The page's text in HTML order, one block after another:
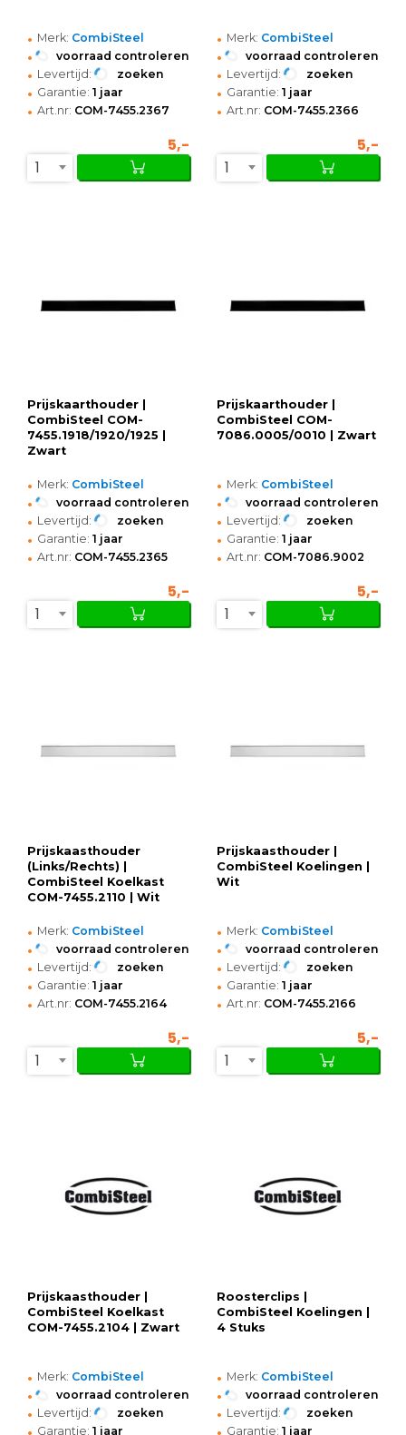
• Merk: CombiSteel
• voorraad controleren
• Levertijd: zoeken
• Garantie: 1 jaar
• Art.nr: COM-7455.2367
5,-
1
• Merk: CombiSteel
• voorraad controleren
• Levertijd: zoeken
• Garantie: 1 jaar
• Art.nr: COM-7455.2366
5,-
1
Prijskaarthouder |
CombiSteel COM-
7455.1918/1920/1925 |
Zwart
• Merk: CombiSteel
• voorraad controleren
• Levertijd: zoeken
• Garantie: 1 jaar
• Art.nr: COM-7455.2365
5,-
1
Prijskaarthouder |
CombiSteel COM-
7086.0005/0010 | Zwart
• Merk: CombiSteel
• voorraad controleren
• Levertijd: zoeken
• Garantie: 1 jaar
• Art.nr: COM-7086.9002
5,-
1
Prijskaasthouder
(Links/Rechts) |
CombiSteel Koelkast
COM-7455.2110 | Wit
• Merk: CombiSteel
• voorraad controleren
• Levertijd: zoeken
• Garantie: 1 jaar
• Art.nr: COM-7455.2164
5,-
1
Prijskaasthouder |
CombiSteel Koelingen |
Wit
• Merk: CombiSteel
• voorraad controleren
• Levertijd: zoeken
• Garantie: 1 jaar
• Art.nr: COM-7455.2166
5,-
1
Prijskaasthouder |
CombiSteel Koelkast
COM-7455.2104 | Zwart
• Merk: CombiSteel
• voorraad controleren
• Levertijd: zoeken
Garantie: 1 jaar
Roosterclips |
CombiSteel Koelingen |
4 Stuks
• Merk: CombiSteel
• voorraad controleren
• Levertijd: zoeken
Garantie: 1 jaar